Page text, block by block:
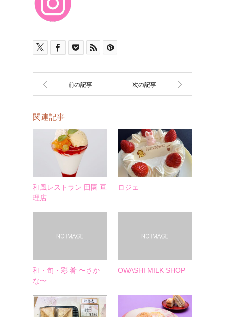
関連記事
和風レストラン 田園 亘
理店
ロジェ
和・旬・彩 肴 〜さか
な〜
OWASHI MILK SHOP